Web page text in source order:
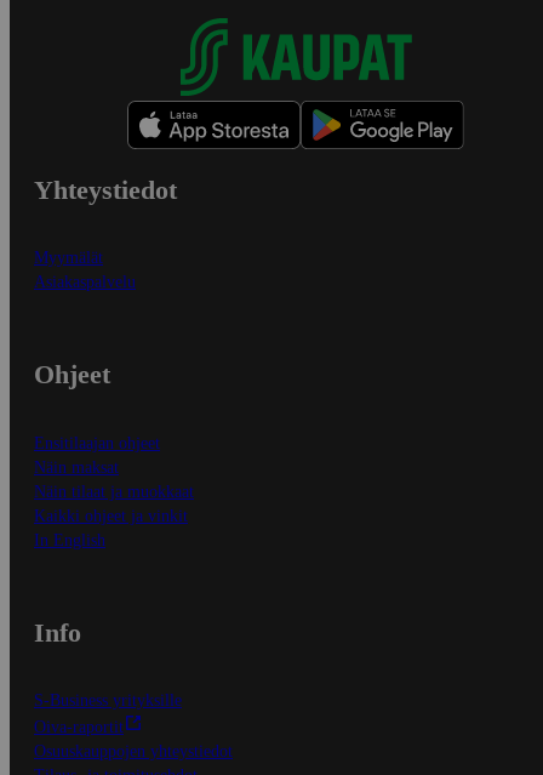
Yhteystiedot
Myymälät
Asiakaspalvelu
Ohjeet
Ensitilaajan ohjeet
Näin maksat
Näin tilaat ja muokkaat
Kaikki ohjeet ja vinkit
In English
Info
S-Business yrityksille
Oiva-raportit
Osuuskauppojen yhteystiedot